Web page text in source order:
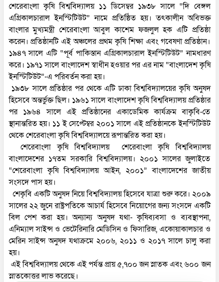
শেরেবাংলা কৃষি বিশ্ববিদ্যালয় ১১ ডিসেম্বর ১৯৩৮ সালে “দি বেঙ্গল
এগ্রিকালচারাল ইনস্টিটিউট” নামে প্রতিষ্ঠিত হয়। তৎকালীন অবিভক্ত
বাংলার মুখ্যমন্ত্রী শেরেবাংলা আবুল কাশেম ফজলুল হক এটি প্রতিষ্ঠা
করেন। প্রতিষ্ঠানটি এই অঞ্চলের প্রথম কৃষি শিক্ষা এবং গবেষণা প্রতিষ্ঠান।
১৯৪৭ সালে এটি “পূর্ব পাকিস্তান এগ্রিকালচারাল ইনস্টিটিউট” নামধারণ
করে। ১৯৭১ সালে বাংলাদেশ স্বাধীন হওয়ার পর এর নাম “বাংলাদেশ কৃষি
ইনস্টিটিউট”-এ পরিবর্তন করা হয়।
১৯৩৮ সালে প্রতিষ্ঠার পর থেকে এটি ঢাকা বিশ্ববিদ্যালয়ের কৃষি অনুষদ
হিসেবে অন্তর্ভুক্ত ছিল। ১৯৬১ সালে বাংলাদেশ কৃষি বিশ্ববিদ্যালয় প্রতিষ্ঠার
পর ১৯৬৪ সালে এই প্রতিষ্ঠানের একাডেমিক কার্যক্রম বাকৃবি-তে
স্থানান্তরিত হয়। ১১ ই সেপ্টেম্বর ২০০১ সালে এই প্রতিষ্ঠানকে ইনস্টিটিউট
থেকে শেরেবাংলা কৃষি বিশ্ববিদ্যালয়ে রূপান্তরিত করা হয়।
শেরেবাংলা কৃষি বিশ্ববিদ্যালয় শেরেবাংলা কৃষি বিশ্ববিদ্যালয়
বাংলাদেশের ১৭তম সরকারি বিশ্ববিদ্যালয়। ২০০১ সালের জুলাইতে
“শেরেবাংলা কৃষি বিশ্ববিদ্যালয় আইন, ২০০১” বাংলাদেশের জাতীয়
সংসদে পাস হয়।
শেকৃবি একটি অনুষদ নিয়ে বিশ্ববিদ্যালয় হিসেবে যাত্রা শুরু করে। ২০০৯
সালের ২২ জুনে রাষ্ট্রপতিকে আচার্য হিসেবে নিয়োগের জন্য সংসদে একটি
বিল পেশ করা হয়। অন্যান্য অনুষদ যথা- কৃষিব্যবসা ও ব্যবস্থাপনা,
এনিম্যাল সাইন্স ও ভেটেরিনারি মেডিসিন ও ফিসারিজ, একোয়াকালচার ও
মেরিন সাইন্স অনুষদ যথাক্রমে ২০০৬, ২০১১ ও ২০১৭ সালে চালু করা
হয়।
এই বিশ্ববিদ্যালয় থেকে এই পর্যন্ত প্রায় ৫,৭০০ জন স্নাতক এবং ৬০০ জন
স্নাতকোত্তর লাভ করেছে।